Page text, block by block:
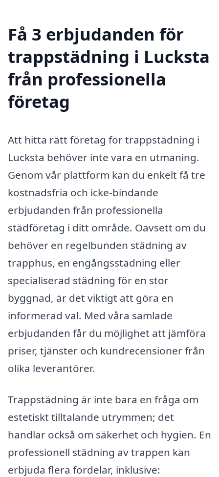
Få 3 erbjudanden för
trappstädning i Lucksta
från professionella
företag
Att hitta rätt företag för trappstädning i
Lucksta behöver inte vara en utmaning.
Genom vår plattform kan du enkelt få tre
kostnadsfria och icke-bindande
erbjudanden från professionella
städföretag i ditt område. Oavsett om du
behöver en regelbunden städning av
trapphus, en engångsstädning eller
specialiserad städning för en stor
byggnad, är det viktigt att göra en
informerad val. Med våra samlade
erbjudanden får du möjlighet att jämföra
priser, tjänster och kundrecensioner från
olika leverantörer.
Trappstädning är inte bara en fråga om
estetiskt tilltalande utrymmen; det
handlar också om säkerhet och hygien. En
professionell städning av trappen kan
erbjuda flera fördelar, inklusive: